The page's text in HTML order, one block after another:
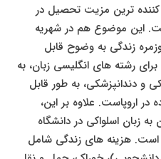
کننده ترین مزیت تحصیل در
این موضوع هم در شهریه
زندگی به وضوح قابل
رشته های انگلیسی زبان، به
دندانپزشکی، به طور قابل
در اروپاست. علاوه بر این،
زبان اسلواکی در دانشگاه
هزینه های زندگی شامل